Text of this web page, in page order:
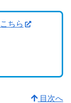
こちら
目次へ